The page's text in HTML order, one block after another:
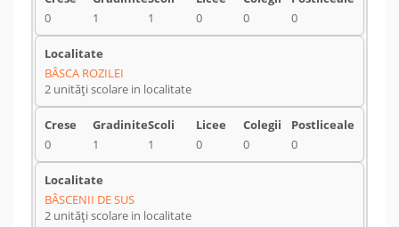
0 1 1 0 0 0
BÂSCA ROZILEI
2 unități scolare in localitate
0 1 1 0 0 0
BÂSCENII DE SUS
2 unități scolare in localitate